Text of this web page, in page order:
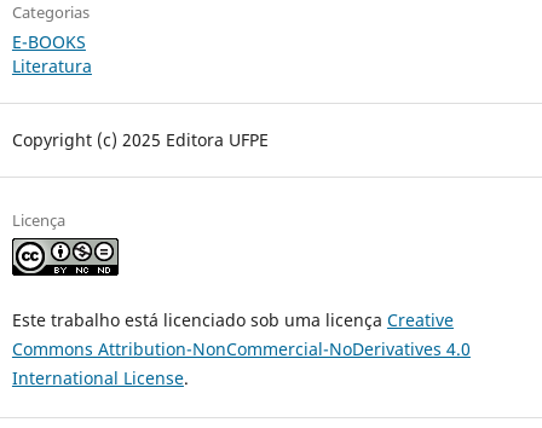
Categorias
E-BOOKS
Literatura
Copyright (c) 2025 Editora UFPE
Licença
Este trabalho está licenciado sob uma licença Creative
Commons Attribution-NonCommercial-NoDerivatives 4.0
International License.